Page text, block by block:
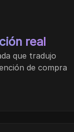
real
que tradujo
de compra